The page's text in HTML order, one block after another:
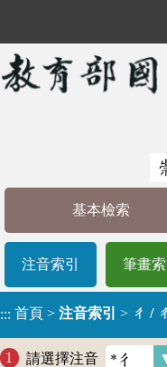
基本檢索
注音索引 筆畫索
::: 首頁 > 注音索引 > ㄔ /
請選擇注音